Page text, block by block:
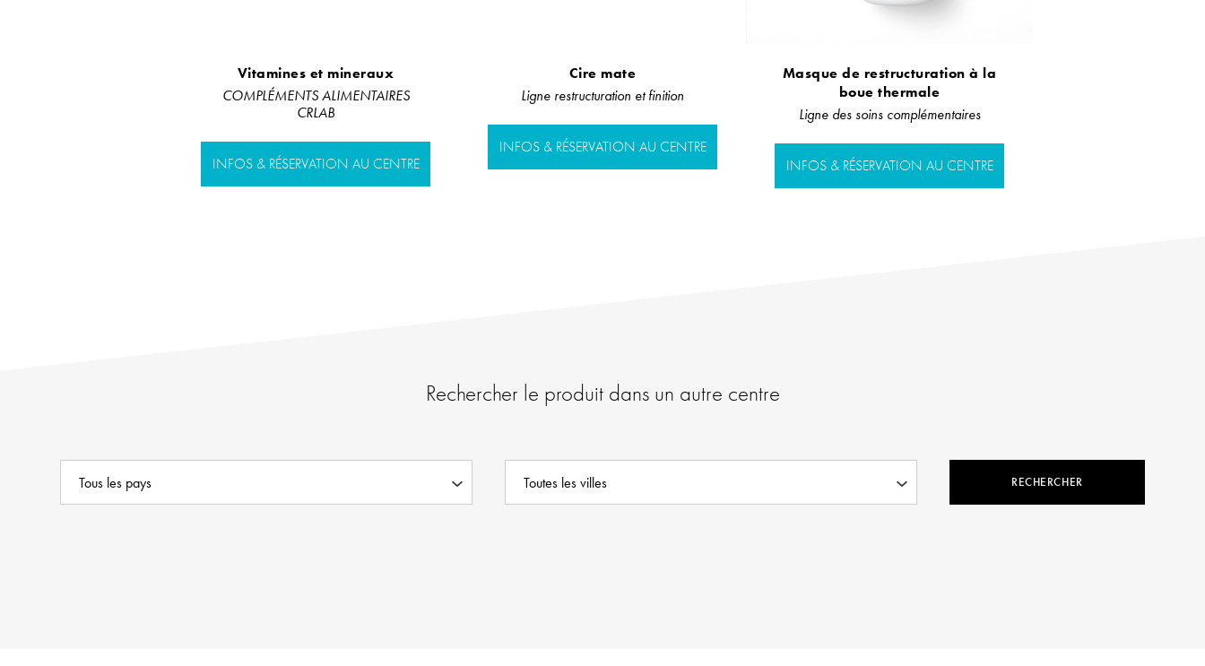
Vitamines et mineraux
COMPLÉMENTS ALIMENTAIRES
CRLAB
INFOS & RÉSERVATION AU CENTRE
Cire mate
Ligne restructuration et finition
INFOS & RÉSERVATION AU CENTRE
Masque de restructuration à la
boue thermale
Ligne des soins complémentaires
INFOS & RÉSERVATION AU CENTRE
Rechercher le produit dans un autre centre
RECHERCHER